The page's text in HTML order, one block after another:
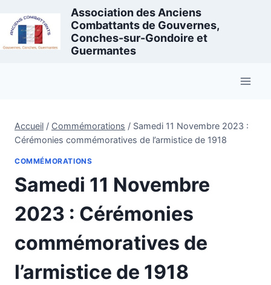
contenu
Association des Anciens
Combattants de Gouvernes,
Conches-sur-Gondoire et
Guermantes
Accueil / Commémorations / Samedi 11 Novembre 2023 :
Cérémonies commémoratives de l’armistice de 1918
COMMÉMORATIONS
Samedi 11 Novembre
2023 : Cérémonies
commémoratives de
l’armistice de 1918